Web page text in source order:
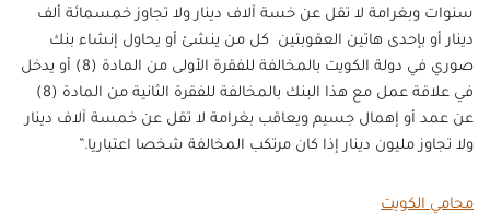
سنوات وبغرامة لا تقل عن خسة آلاف دينار ولا تجاوز خمسمائة ألف
دينار أو بإحدى هاتين العقوبتين كل من ينشئ أو يحاول إنشاء بنك
صوري في دولة الكويت بالمخالفة للفقرة الأولى من المادة (8) أو يدخل
في علاقة عمل مع هذا البنك بالمخالفة للفقرة الثانية من المادة (8)
عن عمد أو إهمال جسيم ويعاقب بغرامة لا تقل عن خمسة آلاف دينار
ولا تجاوز مليون دينار إذا كان مرتكب المخالفة شخصا اعتباريا.”
محامي الكويت